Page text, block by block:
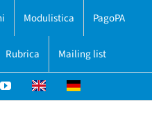
Modulistica PagoPA
Rubrica Mailing list
YouTubeEnglish
Deutsch